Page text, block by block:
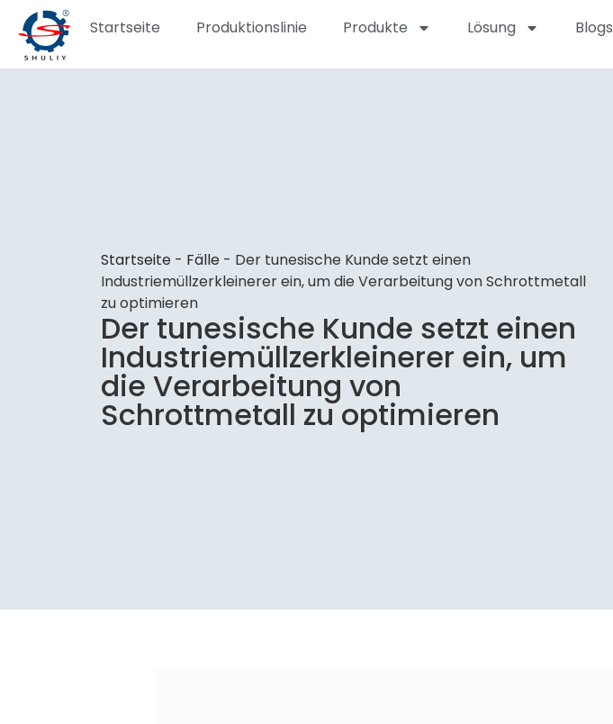
Startseite Produktionslinie Produkte Lösung Blogs
Startseite - Fälle - Der tunesische Kunde setzt einen
Industriemüllzerkleinerer ein, um die Verarbeitung von Schrottmetall
zu optimieren
Der tunesische Kunde setzt einen
Industriemüllzerkleinerer ein, um
die Verarbeitung von
Schrottmetall zu optimieren